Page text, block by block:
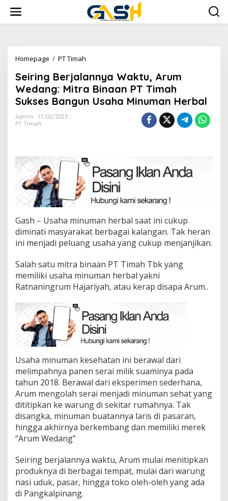
konten
Homepage / PT Timah
Waktu,
Arum
Wedang:
Mitra
Usaha
Minuman
Herbal
Seiring Berjalannya Waktu, Arum
Wedang: Mitra Binaan PT Timah
Sukses Bangun Usaha Minuman Herbal
Admin
17/02/2025
PT Timah
Gash – Usaha minuman herbal saat ini cukup
diminati masyarakat berbagai kalangan. Tak heran
ini menjadi peluang usaha yang cukup menjanjikan.
Salah satu mitra binaan PT Timah Tbk yang
memiliki usaha minuman herbal yakni
Ratnaningrum Hajariyah, atau kerap disapa Arum..
Usaha minuman kesehatan ini berawal dari
melimpahnya panen serai milik suaminya pada
tahun 2018. Berawal dari eksperimen sederhana,
Arum mengolah serai menjadi minuman sehat yang
dititipkan ke warung di sekitar rumahnya. Tak
disangka, minuman buatannya laris di pasaran,
hingga akhirnya berkembang dan memiliki merek
“Arum Wedang”
Seiring berjalannya waktu, Arum mulai menitipkan
produknya di berbagai tempat, mulai dari warung
nasi uduk, pasar, hingga toko oleh-oleh yang ada
di Pangkalpinang.